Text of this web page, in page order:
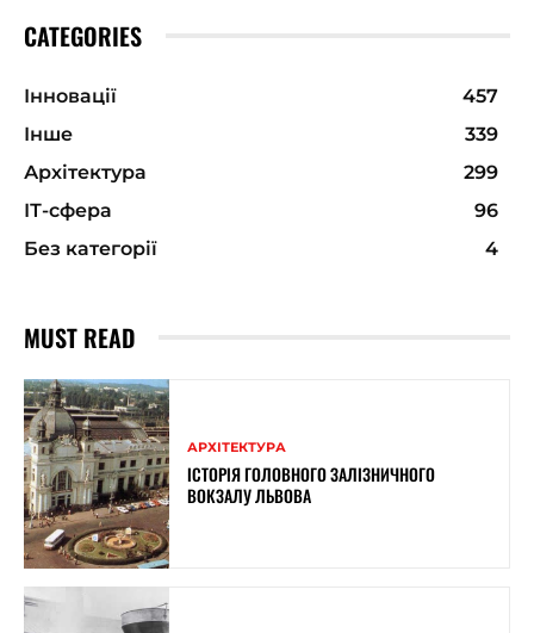
CATEGORIES
Інновації
457
Інше
339
Архітектура
299
ІТ-сфера
96
Без категорії
4
MUST READ
АРХІТЕКТУРА
ІСТОРІЯ ГОЛОВНОГО ЗАЛІЗНИЧНОГО
ВОКЗАЛУ ЛЬВОВА